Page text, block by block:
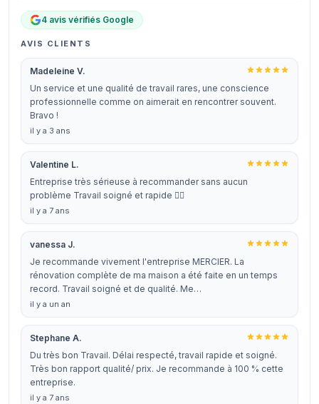
4 avis vérifiés Google
AVIS CLIENTS
Madeleine V.
Un service et une qualité de travail rares, une conscience
professionnelle comme on aimerait en rencontrer souvent.
Bravo !
il y a 3 ans
Valentine L.
Entreprise très sérieuse à recommander sans aucun
problème Travail soigné et rapide 👍🏻
il y a 7 ans
vanessa J.
Je recommande vivement l'entreprise MERCIER. La
rénovation complète de ma maison a été faite en un temps
record. Travail soigné et de qualité. Me…
il y a un an
Stephane A.
Du très bon Travail. Délai respecté, travail rapide et soigné.
Très bon rapport qualité/ prix. Je recommande à 100 % cette
entreprise.
il y a 7 ans